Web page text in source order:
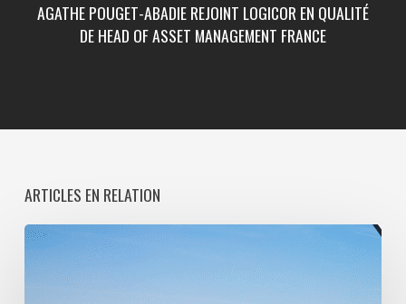
AGATHE POUGET-ABADIE REJOINT LOGICOR EN QUALITÉ
DE HEAD OF ASSET MANAGEMENT FRANCE
ARTICLES EN RELATION
Paris
La
Défense